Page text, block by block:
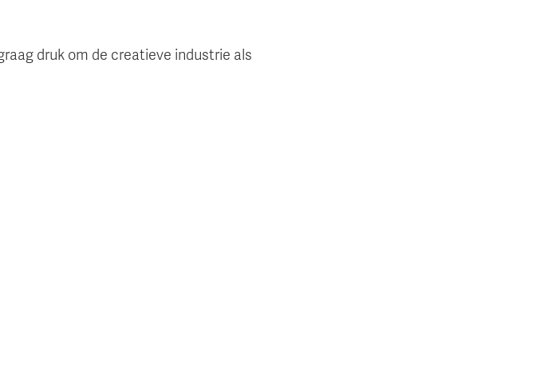
druk om de creatieve industrie als